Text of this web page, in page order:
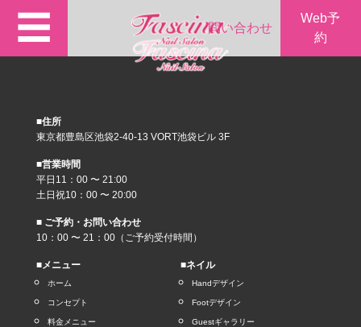
☰ 問い合わせ
Web予
約
■住所
東京都豊島区池袋2-40-13 VORT池袋ビル 3F
■営業時間
平日11：00 〜 21:00
土日祝10：00 〜 20:00
■ ご予約・お問い合わせ
10：00 〜 21：00（ご予約受付時間）
■メニュー
ホーム
コンセプト
料金メニュー
■ネイル
Handデザイン
Footデザイン
Guestギャラリー